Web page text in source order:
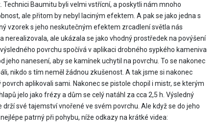
Baumitu byli velmi vstřícní, a poskytli nám mnoho
ale přitom by nebyl laciným efektem. A pak se jako jedna s
vzorek s jeho neskutečným efektem zrcadlení světla nás
ale ukázala se jako vhodný prostředek na povýšení
povrchu spočívá v aplikaci drobného sypkého kameniva
nanesení, aby se kamínek uchytil na povrchu. To se nakonec
nikdo s tím neměl žádnou zkušenost. A tak jsme si nakonec
aplikovali sami. Nakonec se pistole chopil i mistr, se kterým
jelo jako frézy a dům se celý natáhl za cca 2,5 h. Výsledný
své tajemství vnořené ve svém povrchu. Ale když se do jeho
patrný při pohybu, níže odkazy na krátké videa: